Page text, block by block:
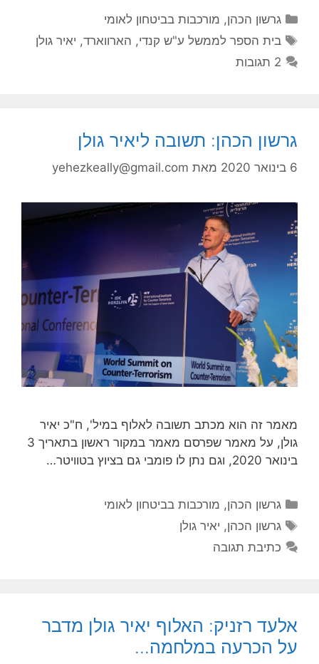
קטגוריות
גרשון הכהן, מורכבות בביטחון לאומי
תגיות
בית הספר לממשל ע"ש קנדי, הארווארד, יאיר גולן
2 תגובות
גרשון הכהן: תשובה ליאיר גולן
6 בינואר 2020 מאת yehezkeally@gmail.com
מאמר זה הוא מכתב תשובה לאלוף במיל', ח"כ יאיר
גולן, על מאמר שפרסם מאמר במקור ראשון בתאריך 3
בינואר 2020, וגם נתן לו פומבי גם בציוץ בטוויטר…
קטגוריות
גרשון הכהן, מורכבות בביטחון לאומי
תגיות
גרשון הכהן, יאיר גולן
כתיבת תגובה
אלעד רזניק: האלוף יאיר גולן מדבר
על הכרעה במלחמה…